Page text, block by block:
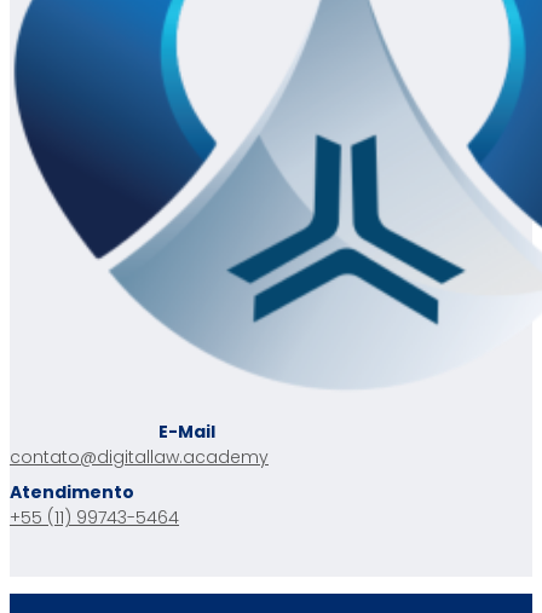
E-Mail
contato@digitallaw.academy
Atendimento
+55 (11) 99743-5464